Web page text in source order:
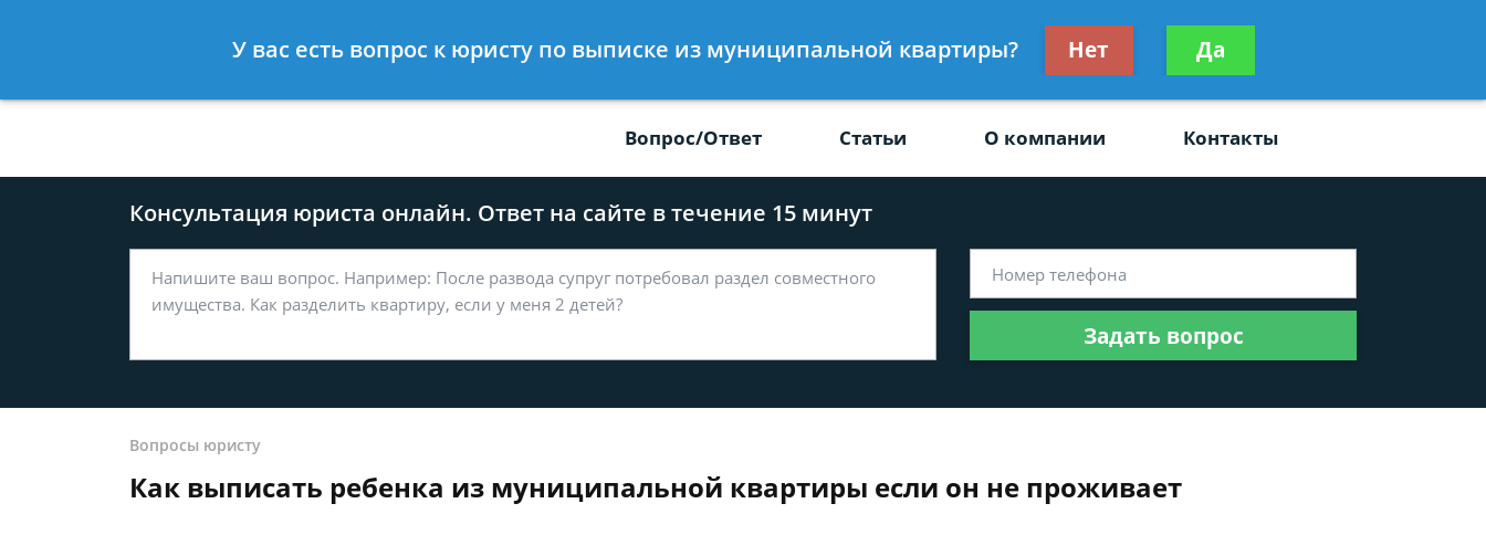
8 499-577-04-56 8 812 509-27-47
Получите консультацию
бесплатно
Задать вопрос
Вопрос/Ответ Статьи О компании Контакты
Консультация юриста онлайн. Ответ на сайте в течение 15 минут
Задать вопрос
Вопросы юристу
Как выписать ребенка из муниципальной квартиры если он не проживает
У вас есть вопрос к юристу по выписке из муниципальной квартиры? Нет Да